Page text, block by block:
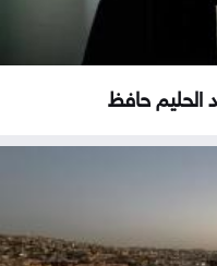
الحليم حافظ